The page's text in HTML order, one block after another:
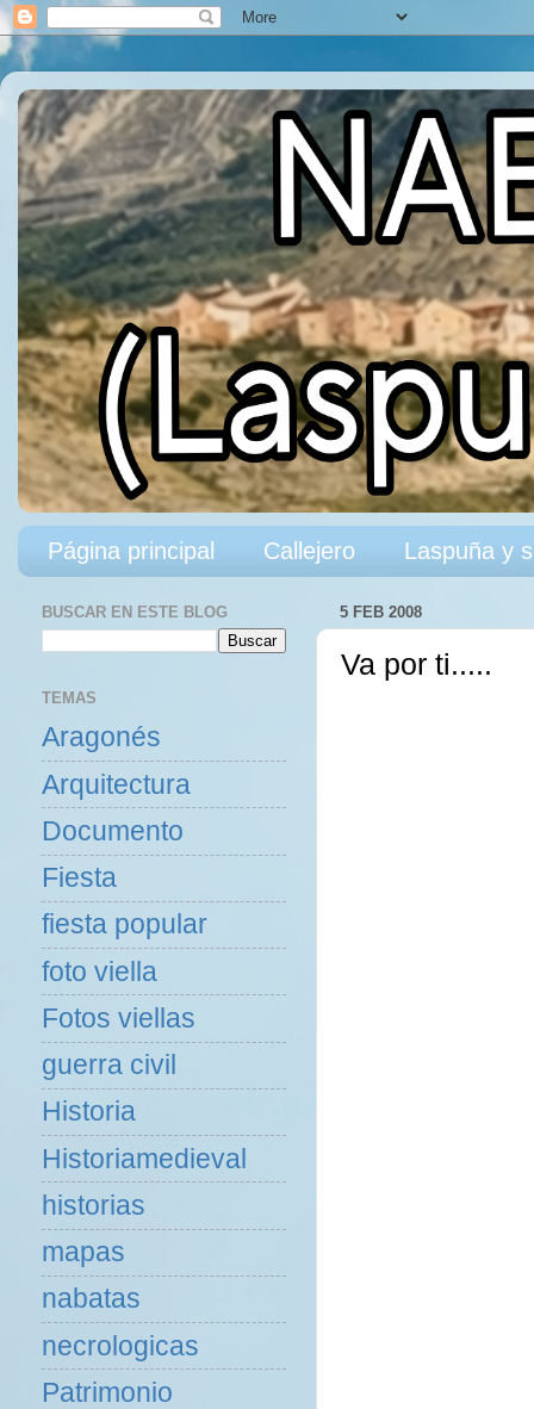
Página principal Callejero Laspuña y
5 FEB 2008
Va por ti.....
BUSCAR EN ESTE BLOG
TEMAS
Aragonés
Arquitectura
Documento
Fiesta
fiesta popular
foto viella
Fotos viellas
guerra civil
Historia
Historiamedieval
historias
mapas
nabatas
necrologicas
Patrimonio